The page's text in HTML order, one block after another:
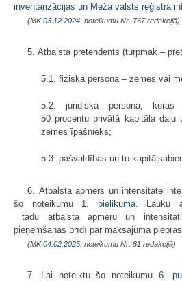
inventarizācijas un Meža valsts reģistra
(MK03.12.2024. noteikumu Nr. 767 redakcijā)
5. Atbalsta pretendents (turpmāk –
5.1. fiziska persona – zemes vai
5.2. juridiska persona, kuras
50 procentu privātā kapitāla
zemes īpašnieks;
5.3. pašvaldības un to
6. Atbalsta apmērs un intensitāte
šo noteikumu 1. pielikumā. Lauku
tādu atbalsta apmēru un
pieņemšanas brīdī par maksājuma
(MK04.02.2025. noteikumu Nr. 81 redakcijā)
7. Lai noteiktu šo noteikumu 6.